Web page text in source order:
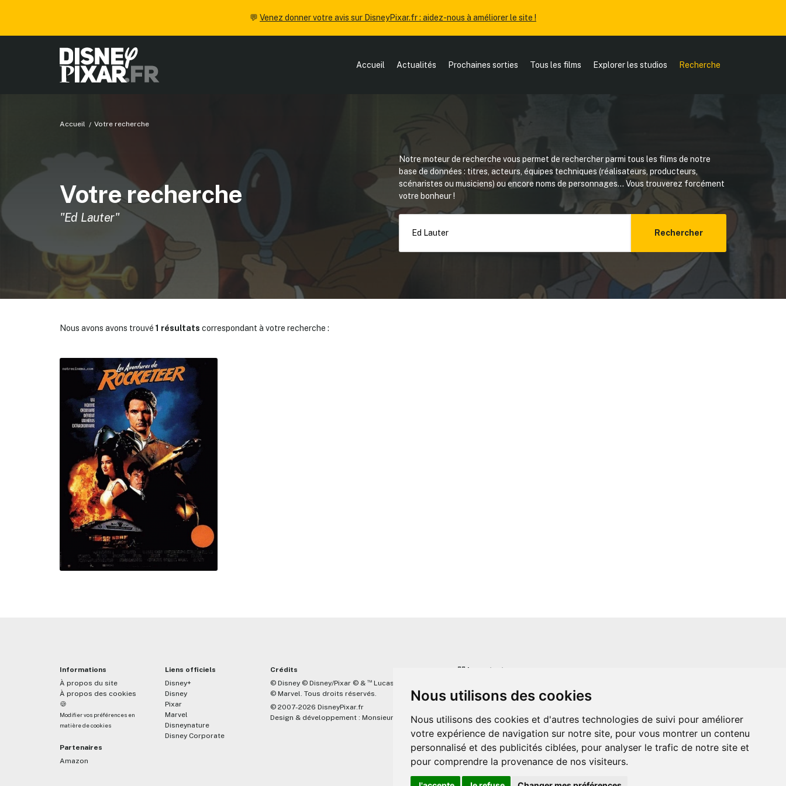
Nous utilisons des cookies
Nous utilisons des cookies et d'autres technologies de suivi pour améliorer
votre expérience de navigation sur notre site, pour vous montrer un contenu
personnalisé et des publicités ciblées, pour analyser le trafic de notre site et
pour comprendre la provenance de nos visiteurs.
💬 Venez donner votre avis sur DisneyPixar.fr : aidez-nous à améliorer le site !
Accueil Actualités Prochaines sorties Tous les films Explorer les studios Recherche
Accueil Votre recherche
Votre recherche
"Ed Lauter"
Notre moteur de recherche vous permet de rechercher parmi tous les films de notre
base de données : titres, acteurs, équipes techniques (réalisateurs, producteurs,
scénaristes ou musiciens) ou encore noms de personnages... Vous trouverez forcément
votre bonheur !
Rechercher
Nous avons avons trouvé 1 résultats correspondant à votre recherche :
Informations
À propos du site
À propos des cookies
🍪
Modifier vos préférences en
matière de cookies
Partenaires
Amazon
Liens officiels
Disney+
Disney
Pixar
Marvel
Disneynature
Disney Corporate
Crédits
© Disney © Disney/Pixar © & ™ Lucasfilm LTD
© Marvel. Tous droits réservés.
© 2007-2026 DisneyPixar.fr
Design & développement : MonsieurPaul
☝🏼 Important
lié de quelque manière que ce soit avec The Walt Disney
Company, Pixar, Disney Enterprises, Inc ou leurs dérivés ou
associés. Toute demande adressée aux studios Disney ou
Pixar sera ignorée. Merci de votre compréhension.
✕